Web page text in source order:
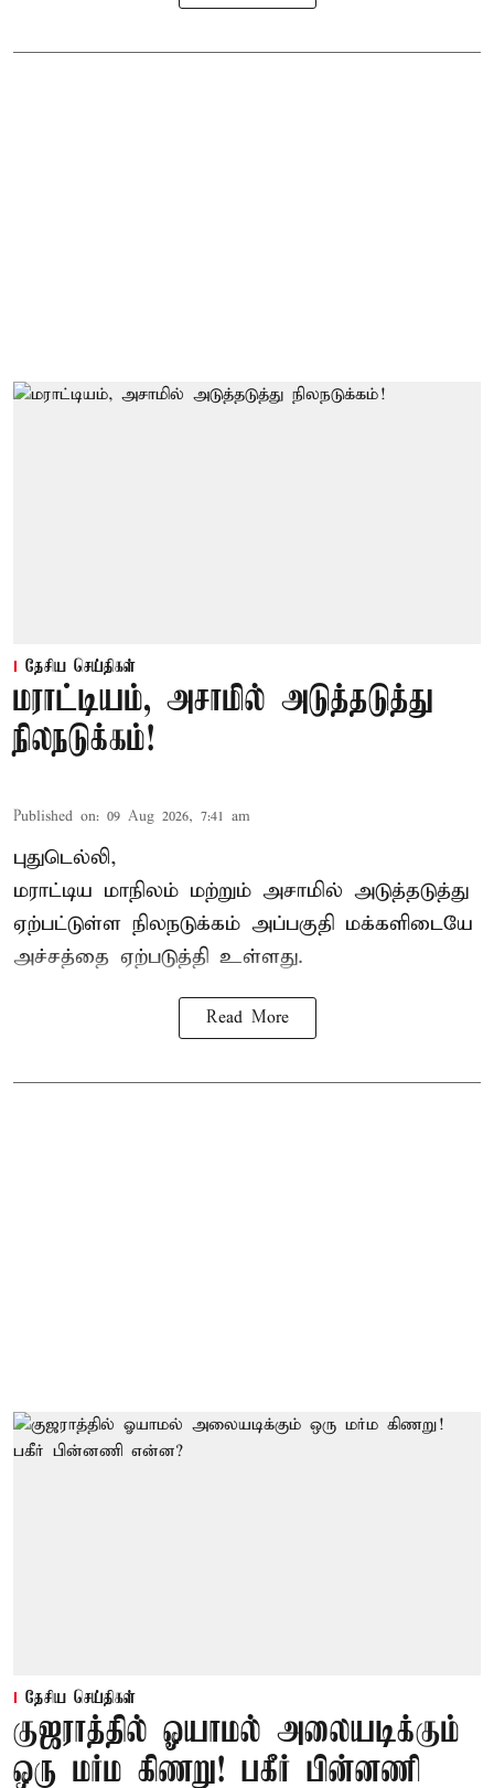
தேசிய செய்திகள்
மராட்டியம், அசாமில் அடுத்தடுத்து
நிலநடுக்கம்!
Published on: 09 Aug 2026, 7:41 am
புதுடெல்லி,
மராட்டிய மாநிலம் மற்றும் அசாமில் அடுத்தடுத்து
ஏற்பட்டுள்ள நிலநடுக்கம் அப்பகுதி மக்களிடையே
அச்சத்தை ஏற்படுத்தி உள்ளது.
Read More
தேசிய செய்திகள்
குஜராத்தில் ஓயாமல் அலையடிக்கும்
ஒரு மர்ம கிணறு! பகீர் பின்னணி